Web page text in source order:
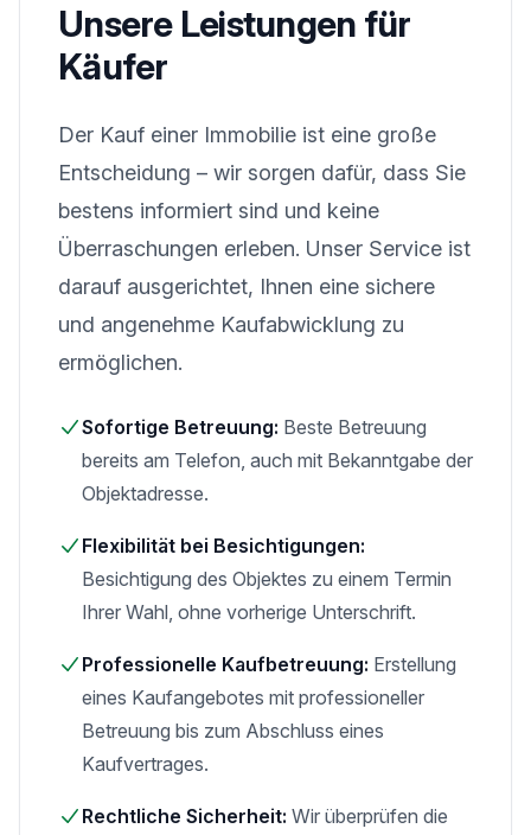
Unsere Leistungen für
Käufer
Der Kauf einer Immobilie ist eine große
Entscheidung – wir sorgen dafür, dass Sie
bestens informiert sind und keine
Überraschungen erleben. Unser Service ist
darauf ausgerichtet, Ihnen eine sichere
und angenehme Kaufabwicklung zu
ermöglichen.
Sofortige Betreuung: Beste Betreuung
bereits am Telefon, auch mit Bekanntgabe der
Objektadresse.
Flexibilität bei Besichtigungen:
Besichtigung des Objektes zu einem Termin
Ihrer Wahl, ohne vorherige Unterschrift.
Professionelle Kaufbetreuung: Erstellung
eines Kaufangebotes mit professioneller
Betreuung bis zum Abschluss eines
Kaufvertrages.
Rechtliche Sicherheit: Wir überprüfen die